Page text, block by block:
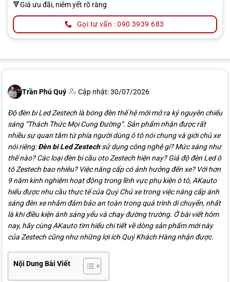
🔻Giá ưu đãi, niêm yết rõ ràng
Gọi tư vấn : 090 3939 683
Trần Phú Quý· Cập nhật: 30/07/2026
Độ đèn bi Led Zestech là bóng đèn thế hệ mới mở ra kỷ nguyên chiếu
sáng “Thách Thức Mọi Cung Đường”. Sản phẩm nhận được rất
nhiều sự quan tâm từ phía người dùng ô tô nói chung và giới chủ xe
nói riêng:Đèn bi Led Zestechsử dụng công nghệ gì? Mức sáng như
thế nào? Các loại đèn bi cầu oto Zestech hiện nay? Giá độ đèn Led ô
tô Zestech bao nhiêu? Việc nâng cấp có ảnh hưởng đến xe? Với hơn
9 năm kinh nghiệm hoạt động trong lĩnh vực phụ kiện ô tô, AKauto
hiểu được nhu cầu thực tế của Quý Chủ xe trong việc nâng cấp ánh
sáng đèn xe nhằm đảm bảo an toàn trong quá trình di chuyển, nhất
là khi điều kiện ánh sáng yếu và chạy đường trường. Ở bài viết hôm
nay, hãy cùng AKauto tìm hiểu chi tiết về dòng sản phẩm mới này
của Zestech cũng như những lợi ích Quý Khách Hàng nhận được.
Nội Dung Bài Viết